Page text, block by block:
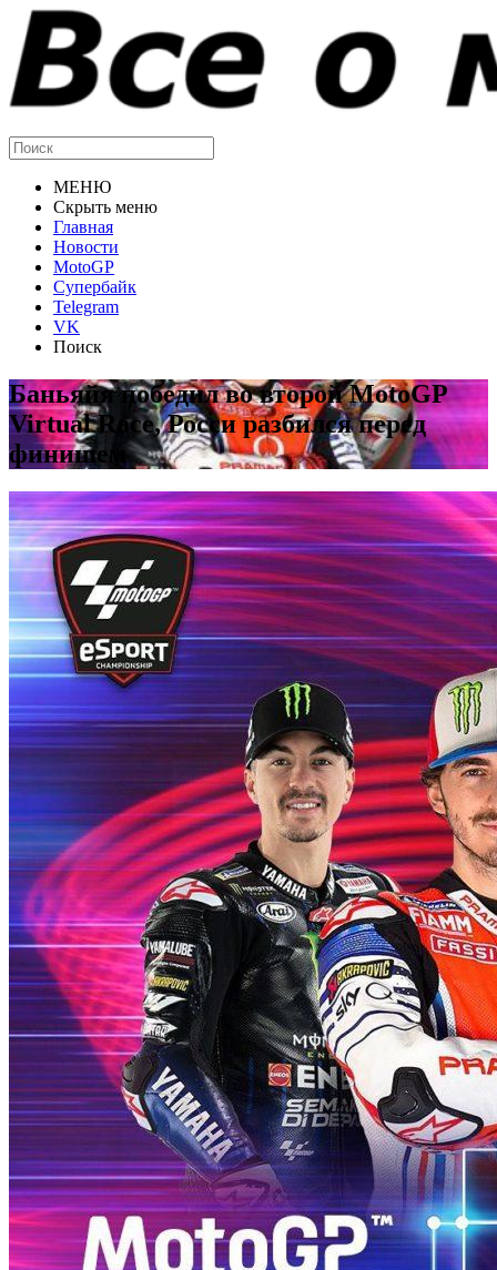
МЕНЮ
Скрыть меню
Главная
Новости
MotoGP
Супербайк
Telegram
VK
Поиск
Баньяйя победил во второй MotoGP
Virtual Race, Росси разбился перед
финишем